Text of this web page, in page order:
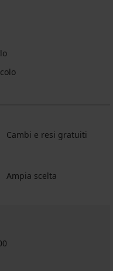
Cambi e resi gratuiti
Ampia scelta